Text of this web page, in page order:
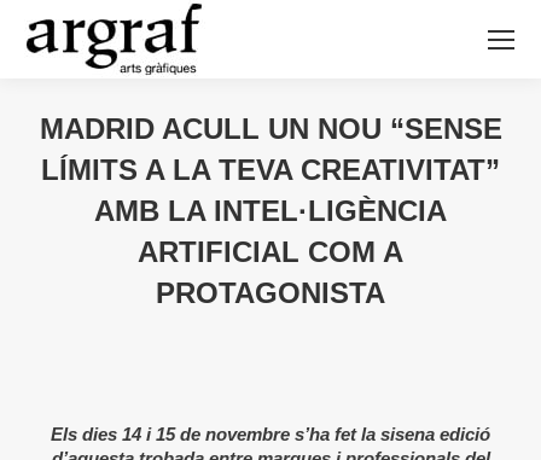
MADRID ACULL UN NOU “SENSE
LÍMITS A LA TEVA CREATIVITAT”
AMB LA INTEL·LIGÈNCIA
ARTIFICIAL COM A
PROTAGONISTA
Els dies 14 i 15 de novembre s’ha fet la sisena edició